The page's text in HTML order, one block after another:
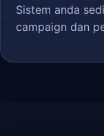
Sistem anda
campaign dan